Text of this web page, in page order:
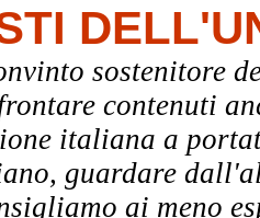
sostenitore
contenuti
italiana a
guardare
ai meno